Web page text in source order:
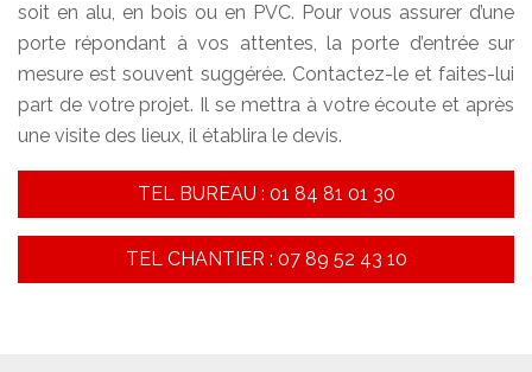
soit en alu, en bois ou en PVC. Pour vous assurer d’une
porte répondant à vos attentes, la porte d’entrée sur
mesure est souvent suggérée. Contactez-le et faites-lui
part de votre projet. Il se mettra à votre écoute et après
une visite des lieux, il établira le devis.
TEL BUREAU : 01 84 81 01 30
TEL CHANTIER : 07 89 52 43 10